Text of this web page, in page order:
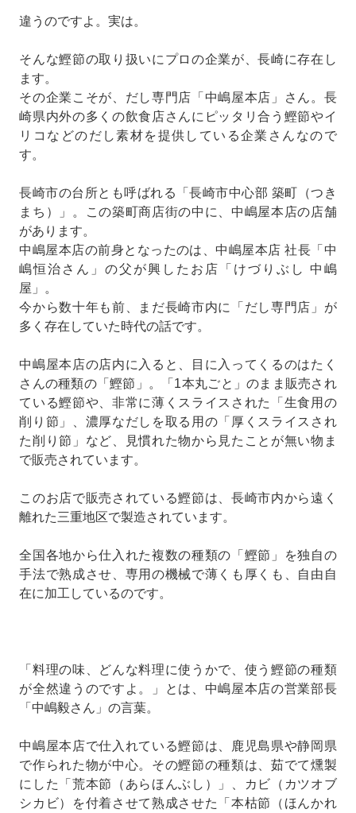
違うのですよ。実は。
そんな鰹節の取り扱いにプロの企業が、長崎に存在し
ます。
その企業こそが、だし専門店「中嶋屋本店」さん。長
崎県内外の多くの飲食店さんにピッタリ合う鰹節やイ
リコなどのだし素材を提供している企業さんなので
す。
長崎市の台所とも呼ばれる「長崎市中心部 築町（つき
まち）」。この築町商店街の中に、中嶋屋本店の店舗
があります。
中嶋屋本店の前身となったのは、中嶋屋本店 社長「中
嶋恒治さん」の父が興したお店「けづりぶし 中嶋
屋」。
今から数十年も前、まだ長崎市内に「だし専門店」が
多く存在していた時代の話です。
中嶋屋本店の店内に入ると、目に入ってくるのはたく
さんの種類の「鰹節」。「1本丸ごと」のまま販売され
ている鰹節や、非常に薄くスライスされた「生食用の
削り節」、濃厚なだしを取る用の「厚くスライスされ
た削り節」など、見慣れた物から見たことが無い物ま
で販売されています。
このお店で販売されている鰹節は、長崎市内から遠く
離れた三重地区で製造されています。
全国各地から仕入れた複数の種類の「鰹節」を独自の
手法で熟成させ、専用の機械で薄くも厚くも、自由自
在に加工しているのです。
「料理の味、どんな料理に使うかで、使う鰹節の種類
が全然違うのですよ。」とは、中嶋屋本店の営業部長
「中嶋毅さん」の言葉。
中嶋屋本店で仕入れている鰹節は、鹿児島県や静岡県
で作られた物が中心。その鰹節の種類は、茹でて燻製
にした「荒本節（あらほんぶし）」、カビ（カツオブ
シカビ）を付着させて熟成させた「本枯節（ほんかれ